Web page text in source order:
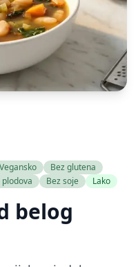
Vegansko
Bez glutena
Bez soje Lako
belog